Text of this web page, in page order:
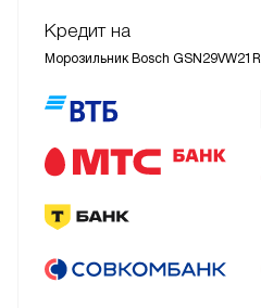
Кредит на
Морозильник Bosch GSN29VW21R